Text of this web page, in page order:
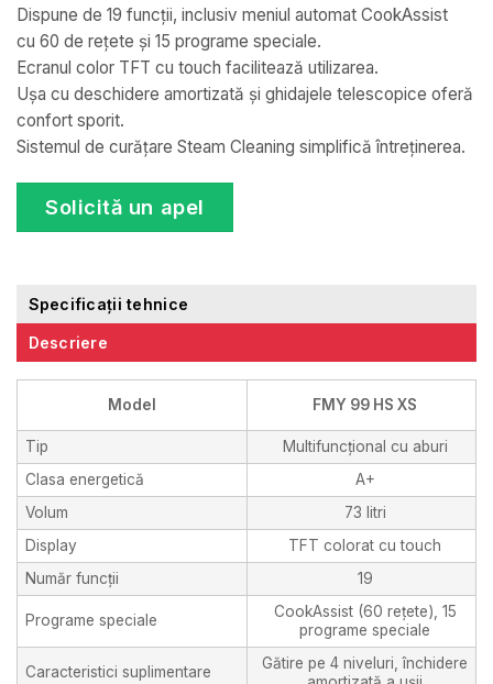
Dispune de 19 funcții, inclusiv meniul automat CookAssist
cu 60 de rețete și 15 programe speciale.
Ecranul color TFT cu touch facilitează utilizarea.
Ușa cu deschidere amortizată și ghidajele telescopice oferă
confort sporit.
Sistemul de curățare Steam Cleaning simplifică întreținerea.
Solicită un apel
Specificații tehnice
Descriere
Model FMY 99 HS XS
Tip
Multifuncțional cu aburi
Clasa energetică
A+
Volum
73 litri
Display
TFT colorat cu touch
Număr funcții
19
Programe speciale
CookAssist (60 rețete), 15
programe speciale
Caracteristici suplimentare
Gătire pe 4 niveluri, închidere